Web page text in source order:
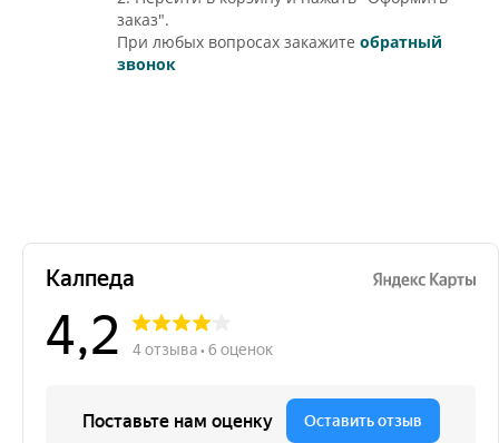
заказ".
При любых вопросах закажите обратный
звонок